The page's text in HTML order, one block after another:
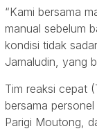
“Kami bersama
manual sebelum
kondisi tidak
Jamaludin, yang
Tim reaksi cepat
bersama
Parigi Moutong,